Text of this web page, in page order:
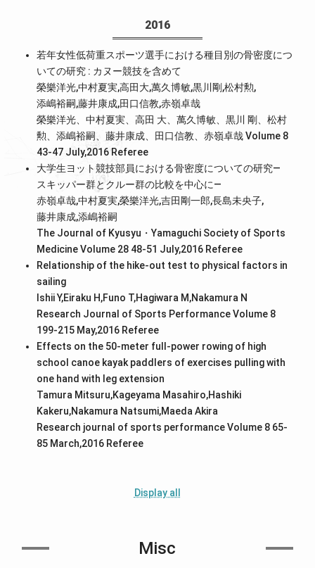
2016
若年女性低荷重スポーツ選手における種目別の骨密度につ
いての研究 : カヌー競技を含めて
榮樂洋光,中村夏実,高田大,萬久博敏,黒川剛,松村勲,
添嶋裕嗣,藤井康成,田口信教,赤嶺卓哉
榮樂洋光、中村夏実、高田 大、萬久博敏、黒川 剛、松村
勲、添嶋裕嗣、藤井康成、田口信教、赤嶺卓哉 Volume 8
43-47 July,2016Referee
大学生ヨット競技部員における骨密度についての研究―
スキッパー群とクルー群の比較を中心に―
赤嶺卓哉,中村夏実,榮樂洋光,吉田剛一郎,長島未央子,
藤井康成,添嶋裕嗣
The Journal of Kyusyu・Yamaguchi Society of Sports
Medicine Volume 28 48-51 July,2016 Referee
Relationship of the hike-out test to physical factors in
sailing
Ishii Y,Eiraku H,Funo T,Hagiwara M,Nakamura N
Research Journal of Sports Performance Volume 8
199-215 May,2016 Referee
Effects on the 50-meter full-power rowing of high
school canoe kayak paddlers of exercises pulling with
one hand with leg extension
Tamura Mitsuru,Kageyama Masahiro,Hashiki
Kakeru,Nakamura Natsumi,Maeda Akira
Research journal of sports performance Volume 8 65-
85 March,2016 Referee
Display all
Misc